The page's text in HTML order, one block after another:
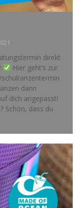
direkt
Hier geht’s zur
dann
dich angepasst!
Schön, dass du